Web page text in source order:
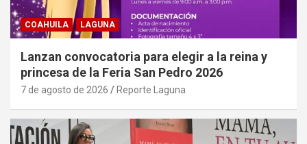
COAHUILA LAGUNA
Lanzan convocatoria para elegir a la reina y
princesa de la Feria San Pedro 2026
7 de agosto de 2026 Reporte Laguna